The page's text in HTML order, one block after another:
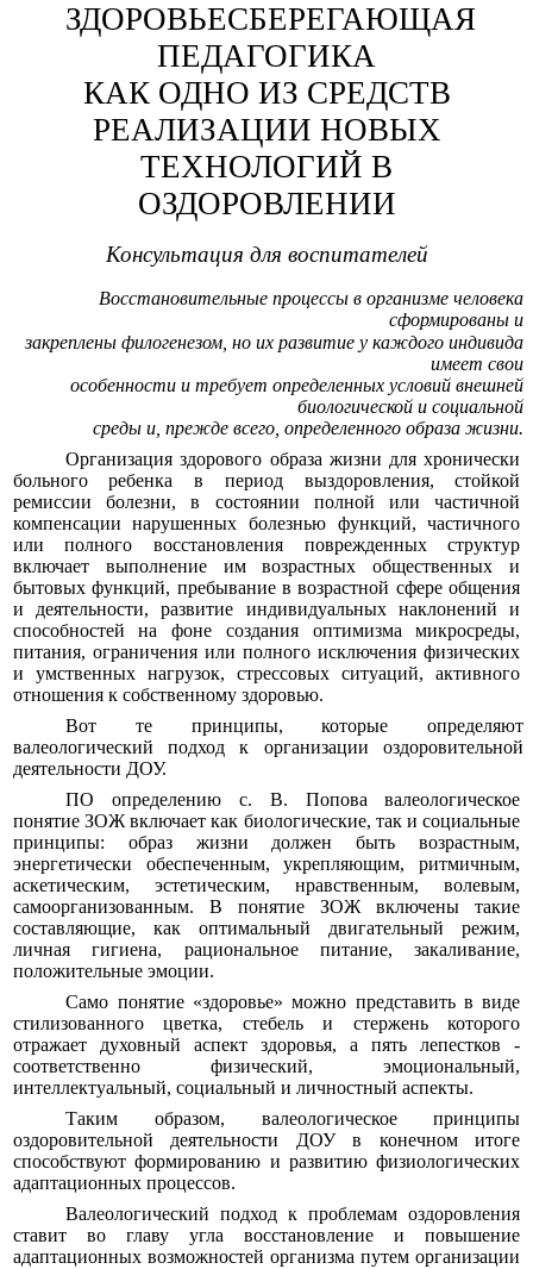
ЗДОРОВЬЕСБЕРЕГАЮЩАЯ
ПЕДАГОГИКА
КАК ОДНО ИЗ СРЕДСТВ
РЕАЛИЗАЦИИ НОВЫХ
ТЕХНОЛОГИЙ В
ОЗДОРОВЛЕНИИ
Консультация для воспитателей
Восстановительные процессы в организме человека
сформированы и
закреплены филогенезом, но их развитие у каждого индивида
имеет свои
особенности и требует определенных условий внешней
биологической и социальной
среды и, прежде всего, определенного образа жизни.
Организация здорового образа жизни для хронически
больного ребенка в период выздоровления, стойкой
ремиссии болезни, в состоянии полной или частичной
компенсации нарушенных болезнью функций, частичного
или полного восстановления поврежденных структур
включает выполнение им возрастных общественных и
бытовых функций, пребывание в возрастной сфере общения
и деятельности, развитие индивидуальных наклонений и
способностей на фоне создания оптимизма микросреды,
питания, ограничения или полного исключения физических
и умственных нагрузок, стрессовых ситуаций, активного
отношения к собственному здоровью.
Вот те принципы, которые определяют
валеологический подход к организации оздоровительной
деятельности ДОУ.
ПО определению с. В. Попова валеологическое
понятие ЗОЖ включает как биологические, так и социальные
принципы: образ жизни должен быть возрастным,
энергетически обеспеченным, укрепляющим, ритмичным,
аскетическим, эстетическим, нравственным, волевым,
самоорганизованным. В понятие ЗОЖ включены такие
составляющие, как оптимальный двигательный режим,
личная гигиена, рациональное питание, закаливание,
положительные эмоции.
Само понятие «здоровье» можно представить в виде
стилизованного цветка, стебель и стержень которого
отражает духовный аспект здоровья, а пять лепестков -
соответственно физический, эмоциональный,
интеллектуальный, социальный и личностный аспекты.
Таким образом, валеологическое принципы
оздоровительной деятельности ДОУ в конечном итоге
способствуют формированию и развитию физиологических
адаптационных процессов.
Валеологический подход к проблемам оздоровления
ставит во главу угла восстановление и повышение
адаптационных возможностей организма путем организации